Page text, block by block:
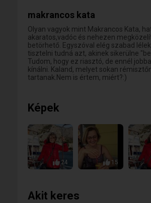
makrancos kata
Olyan vagyok mint Makrancos Kata,
akaratos,vadóc és nehezen
betörhető. Egyszóval elég szabad
tisztelni tudná azt, akinek sikerülne
Tudom, hogy ez riasztó, de ennél
kínálni. Kaland, melyet sokan
tartanak.Nem is értem, miért?:)
Képek
24 15
Akit keres